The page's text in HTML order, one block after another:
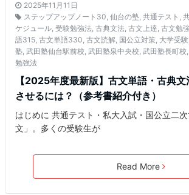
2025年11月11日
ステップアップノート30, 仙台の塾, 共通テスト ,
ケジュール, 受験勉強法, 古典文法, 古文上達, 古文勉
語315, 古文単語330, 古文読解, 国公立対策, 大学受験
塾, 武田塾仙台駅前校, 武田塾泉中央校, 武田塾長町校,
勉強法
【2025年度最新版】古文単語・古典
させるには？（参考書紹介付き）
はじめに 共通テスト・私大入試・国公立二
文」。多くの受験生が
Read More